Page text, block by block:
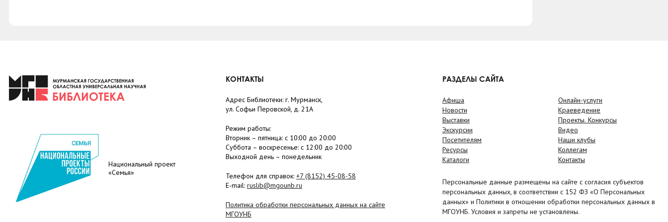
Национальный проект
«Семья»
КОНТАКТЫ
Адрес Библиотеки: г. Мурманск,
ул. Софьи Перовской, д. 21А
Режим работы:
Вторник – пятница: с 10:00 до 20:00
Суббота – воскресенье: c 12:00 до 20:00
Выходной день – понедельник
Телефон для справок: +7 (8152) 45-08-58
E-mail: ruslib@mgounb.ru
Политика обработки персональных данных на сайте
МГОУНБ
РАЗДЕЛЫ САЙТА
Афиша
Новости
Выставки
Экскурсии
Посетителям
Ресурсы
Каталоги
Онлайн-услуги
Краеведение
Проекты. Конкурсы
Видео
Наши клубы
Коллегам
Контакты
Персональные данные размещены на сайте с согласия субъектов
персональных данных, в соответствии с 152 ФЗ «О Персональных
данных» и Политики в отношении обработки персональных данных в
МГОУНБ. Условия и запреты не установлены.